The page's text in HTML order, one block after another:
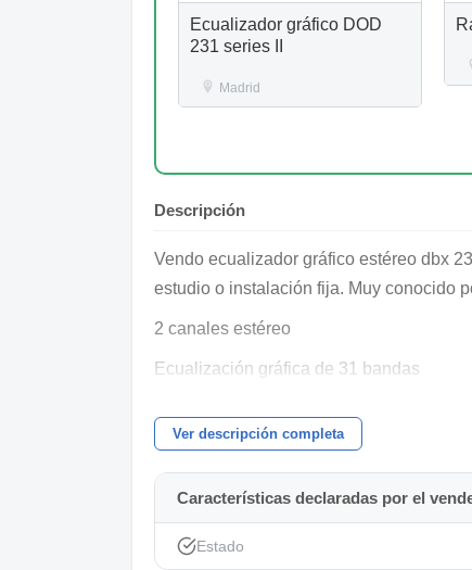
Ecualizador gráfico DOD
231 series II
Madrid
Descripción
Vendo ecualizador gráfico estéreo dbx
estudio o instalación fija. Muy conocido
2 canales estéreo
Ecualización gráfica de 31 bandas
Conexiones profesionales XLR y Jack
Sonido limpio y robusto, típico de dbx
Equipo usado pero en buen estado
directo o home studio.
Ver descripción completa
Características declaradas por el
Estado